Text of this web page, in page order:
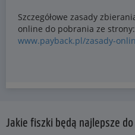
Jakie fiszki będą najlepsze